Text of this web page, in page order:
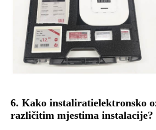
6. Kako instaliratielektronsko
različitim mjestima instalacije?